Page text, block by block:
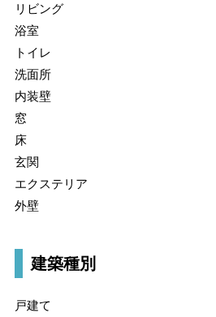
リビング
浴室
トイレ
洗面所
内装壁
窓
床
玄関
エクステリア
外壁
建築種別
戸建て